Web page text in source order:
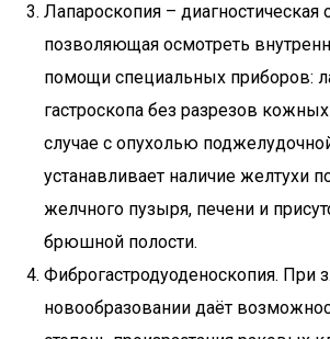
Лапароскопия – диагностическая
позволяющая осмотреть
помощи специальных приборов:
гастроскопа без разрезов
случае с опухолью
устанавливает наличие желтухи
желчного пузыря, печени и
брюшной полости.
Фиброгастродуоденоскопия. При
новообразовании даёт